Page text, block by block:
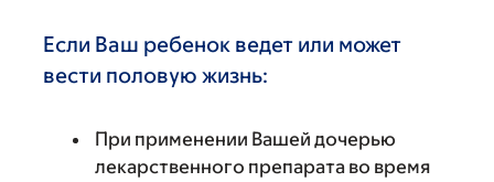
Если Ваш ребенок ведет или может
вести половую жизнь:
При применении Вашей дочерью
лекарственного препарата во время